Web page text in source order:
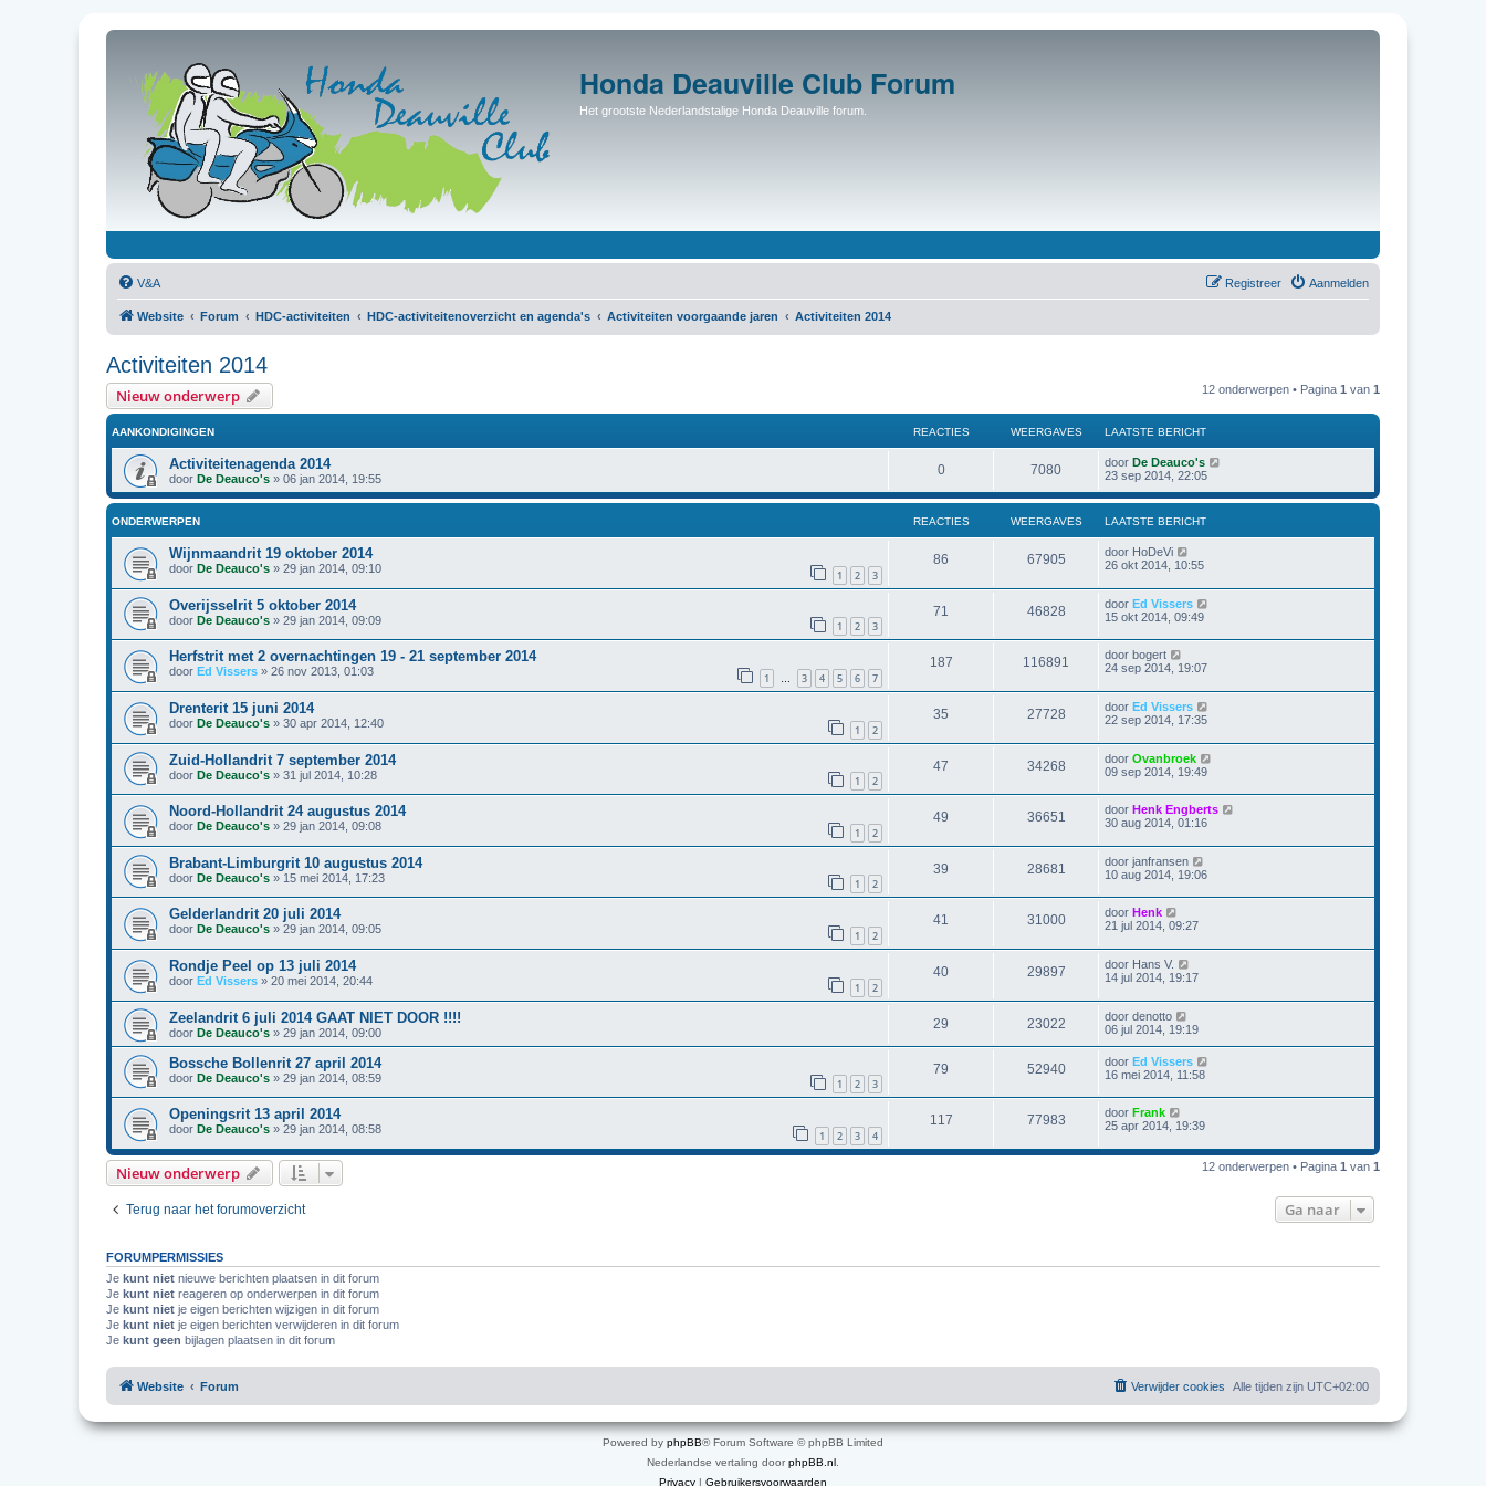
Honda Deauville Club Forum
Het grootste Nederlandstalige Honda Deauville forum.
V&A Aanmelden
Registreer
Website Forum HDC-activiteiten HDC-activiteitenoverzicht en agenda's Activiteiten voorgaande jaren Activiteiten 2014
Activiteiten 2014
Nieuw onderwerp 12 onderwerpen • Pagina 1 van 1
AANKONDIGINGEN REACTIES WEERGAVES LAATSTE BERICHT
Activiteitenagenda 2014
door De Deauco's » 06 jan 2014, 19:55
0 7080 door De Deauco's
23 sep 2014, 22:05
ONDERWERPEN REACTIES WEERGAVES LAATSTE BERICHT
Wijnmaandrit 19 oktober 2014
door De Deauco's » 29 jan 2014, 09:10 1 2 3
86 67905 door HoDeVi
26 okt 2014, 10:55
Overijsselrit 5 oktober 2014
door De Deauco's » 29 jan 2014, 09:09 1 2 3
71 46828 door Ed Vissers
15 okt 2014, 09:49
Herfstrit met 2 overnachtingen 19 - 21 september 2014
door Ed Vissers » 26 nov 2013, 01:03 1 … 3 4 5 6 7
187 116891 door bogert
24 sep 2014, 19:07
Drenterit 15 juni 2014
door De Deauco's » 30 apr 2014, 12:40 1 2
35 27728 door Ed Vissers
22 sep 2014, 17:35
Zuid-Hollandrit 7 september 2014
door De Deauco's » 31 jul 2014, 10:28 1 2
47 34268 door Ovanbroek
09 sep 2014, 19:49
Noord-Hollandrit 24 augustus 2014
door De Deauco's » 29 jan 2014, 09:08 1 2
49 36651 door Henk Engberts
30 aug 2014, 01:16
Brabant-Limburgrit 10 augustus 2014
door De Deauco's » 15 mei 2014, 17:23 1 2
39 28681 door janfransen
10 aug 2014, 19:06
Gelderlandrit 20 juli 2014
door De Deauco's » 29 jan 2014, 09:05 1 2
41 31000 door Henk
21 jul 2014, 09:27
Rondje Peel op 13 juli 2014
door Ed Vissers » 20 mei 2014, 20:44 1 2
40 29897 door Hans V.
14 jul 2014, 19:17
Zeelandrit 6 juli 2014 GAAT NIET DOOR !!!!
door De Deauco's » 29 jan 2014, 09:00
29 23022 door denotto
06 jul 2014, 19:19
Bossche Bollenrit 27 april 2014
door De Deauco's » 29 jan 2014, 08:59 1 2 3
79 52940 door Ed Vissers
16 mei 2014, 11:58
Openingsrit 13 april 2014
door De Deauco's » 29 jan 2014, 08:58 1 2 3 4
117 77983 door Frank
25 apr 2014, 19:39
Nieuw onderwerp 12 onderwerpen • Pagina 1 van 1
Terug naar het forumoverzicht Ga naar
FORUMPERMISSIES
Je kunt niet nieuwe berichten plaatsen in dit forum
Je kunt niet reageren op onderwerpen in dit forum
Je kunt niet je eigen berichten wijzigen in dit forum
Je kunt niet je eigen berichten verwijderen in dit forum
Je kunt geen bijlagen plaatsen in dit forum
Website Forum Alle tijden zijn UTC+02:00
Verwijder cookies
Powered by phpBB® Forum Software © phpBB Limited
Nederlandse vertaling doorphpBB.nl
Privacy | Gebruikersvoorwaarden